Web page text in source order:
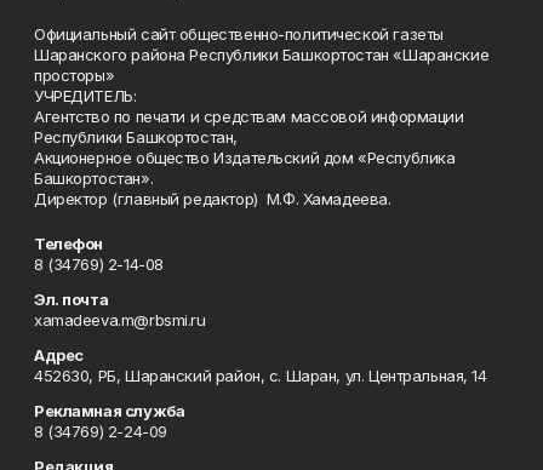
Официальный сайт общественно-политической газеты
Шаранского района Республики Башкортостан «Шаранские
просторы»
УЧРЕДИТЕЛЬ:
Агентство по печати и средствам массовой информации
Республики Башкортостан,
Акционерное общество Издательский дом «Республика
Башкортостан».
Директор (главный редактор) М.Ф. Хамадеева.
Телефон
8 (34769) 2-14-08
Эл. почта
xamadeeva.m@rbsmi.ru
Адрес
452630, РБ, Шаранский район, с. Шаран, ул. Центральная, 14
Рекламная служба
8 (34769) 2-24-09
Редакция